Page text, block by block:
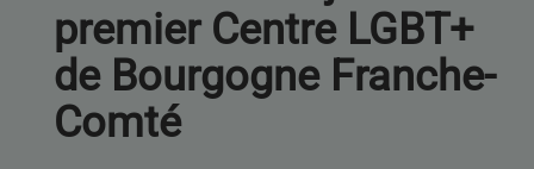
premier Centre LGBT+
de Bourgogne Franche-
Comté